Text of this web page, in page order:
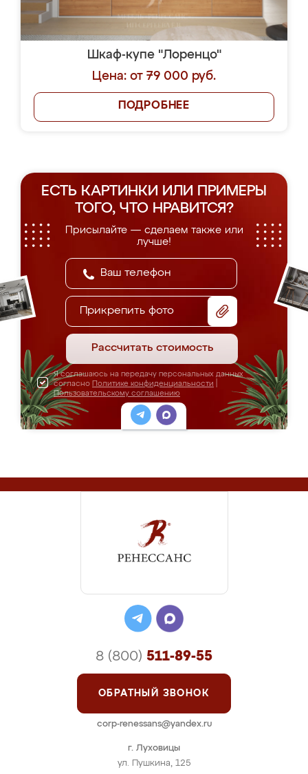
Шкаф-купе "Лоренцо"
Цена: от 79 000 руб.
ПОДРОБНЕЕ
ЕСТЬ КАРТИНКИ ИЛИ ПРИМЕРЫ
ТОГО, ЧТО НРАВИТСЯ?
Присылайте — сделаем также или
лучше!
Прикрепить фото
Рассчитать стоимость
Я соглашаюсь на передачу персональных данных
согласно Политике конфиденциальности
Пользовательскому соглашению
г. Луховицы
ул. Пушкина, 125
8 (800) 511-89-55
ОБРАТНЫЙ ЗВОНОК
corp-renessans@yandex.ru